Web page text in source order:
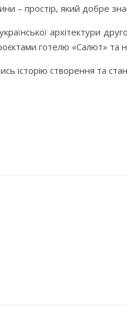
– простір, який добре
архітектури
готелю «Салют» та
історію створення та